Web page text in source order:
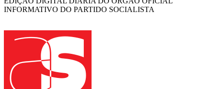
INFORMATIVO DO PARTIDO SOCIALISTA